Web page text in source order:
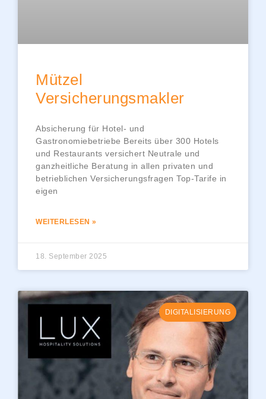
Mützel
Versicherungsmakler
Absicherung für Hotel- und
Gastronomiebetriebe Bereits über 300 Hotels
und Restaurants versichert Neutrale und
ganzheitliche Beratung in allen privaten und
betrieblichen Versicherungsfragen Top-Tarife in
eigen
WEITERLESEN »
18. September 2025
DIGITALISIERUNG